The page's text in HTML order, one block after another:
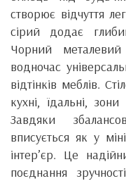
створює відчуття
сірий додає
Чорний
водночас
відтінків меблів.
кухні, їдальні,
Завдяки
вписується як у
інтер’єр. Це
поєднання